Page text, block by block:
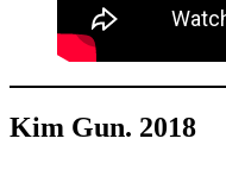
Kim Gun. 2018